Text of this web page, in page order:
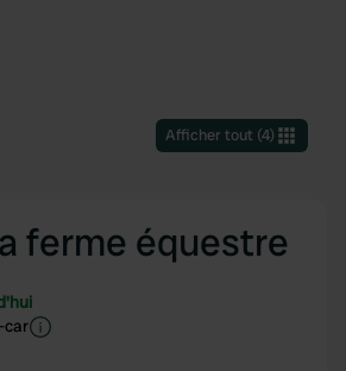
Afficher tout(4)
ferme équestre
car